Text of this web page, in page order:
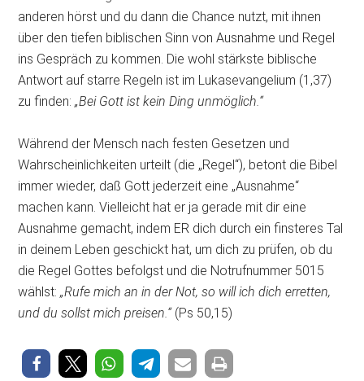
anderen hörst und du dann die Chance nutzt, mit ihnen
über den tiefen biblischen Sinn von Ausnahme und Regel
ins Gespräch zu kommen. Die wohl stärkste biblische
Antwort auf starre Regeln ist im Lukasevangelium (1,37)
zu finden:„Bei Gott ist kein Ding unmöglich.“
Während der Mensch nach festen Gesetzen und
Wahrscheinlichkeiten urteilt (die „Regel“), betont die Bibel
immer wieder, daß Gott jederzeit eine „Ausnahme“
machen kann. Vielleicht hat er ja gerade mit dir eine
Ausnahme gemacht, indem ER dich durch ein finsteres Tal
in deinem Leben geschickt hat, um dich zu prüfen, ob du
die Regel Gottes befolgst und die Notrufnummer 5015
wählst:„Rufe mich an in der Not, so will ich dich erretten,
und du sollst mich preisen.“(Ps 50,15)